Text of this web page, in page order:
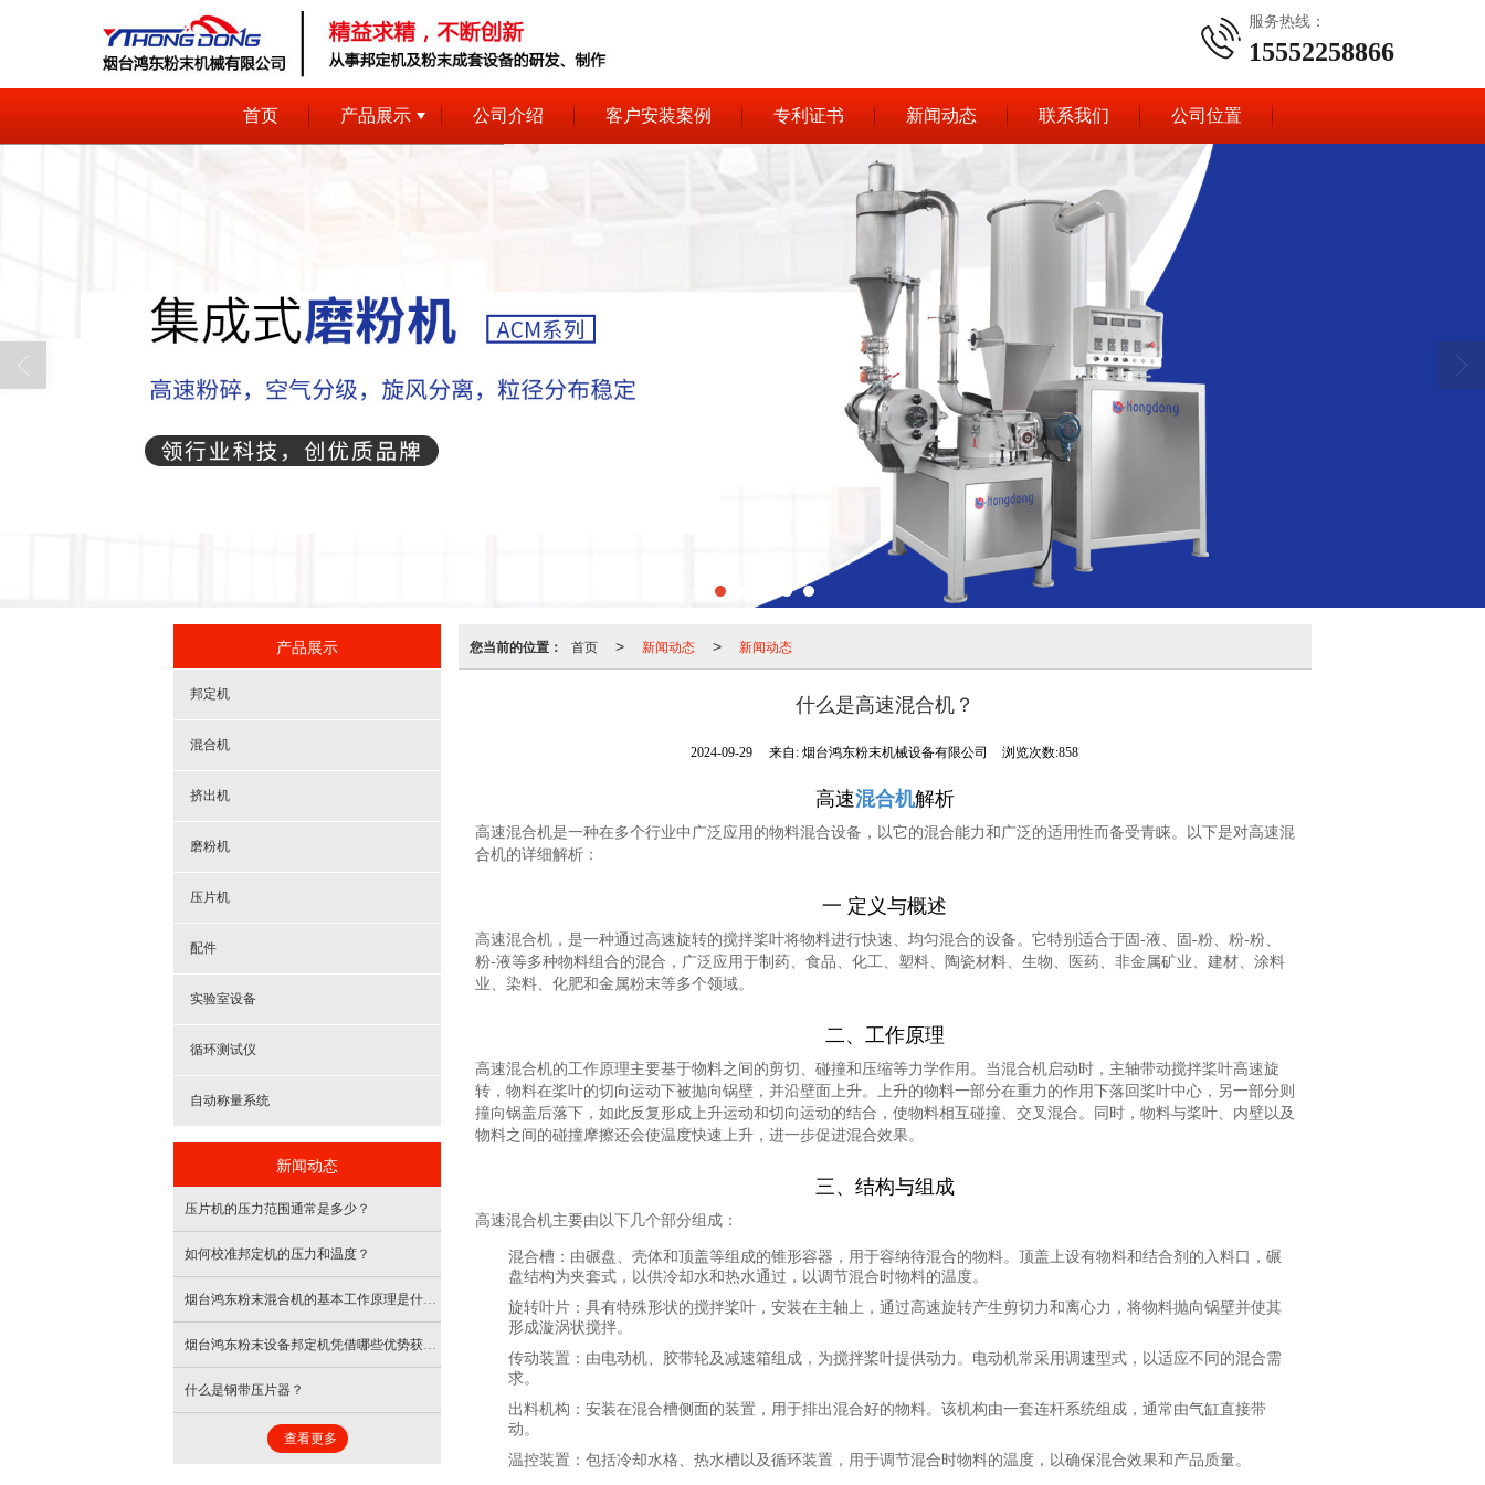
服务热线：
15552258866
首页 产品展示 公司介绍 客户安装案例 专利证书 新闻动态 联系我们 公司位置
您当前的位置： 首页 > 新闻动态 > 新闻动态
什么是高速混合机？
2024-09-29 来自:烟台鸿东粉末机械设备有限公司 浏览次数:858
高速混合机解析
高速混合机是一种在多个行业中广泛应用的物料混合设备，以它的混合能力和广泛的适用性而备受青睐。以下是对高速混
合机的详细解析：
一 定义与概述
高速混合机，是一种通过高速旋转的搅拌桨叶将物料进行快速、均匀混合的设备。它特别适合于固-液、固-粉、粉-粉、
粉-液等多种物料组合的混合，广泛应用于制药、食品、化工、塑料、陶瓷材料、生物、医药、非金属矿业、建材、涂料
业、染料、化肥和金属粉末等多个领域。
二、工作原理
高速混合机的工作原理主要基于物料之间的剪切、碰撞和压缩等力学作用。当混合机启动时，主轴带动搅拌桨叶高速旋
转，物料在桨叶的切向运动下被抛向锅壁，并沿壁面上升。上升的物料一部分在重力的作用下落回桨叶中心，另一部分则
撞向锅盖后落下，如此反复形成上升运动和切向运动的结合，使物料相互碰撞、交叉混合。同时，物料与桨叶、内壁以及
物料之间的碰撞摩擦还会使温度快速上升，进一步促进混合效果。
三、结构与组成
高速混合机主要由以下几个部分组成：
混合槽：由碾盘、壳体和顶盖等组成的锥形容器，用于容纳待混合的物料。顶盖上设有物料和结合剂的入料口，碾
盘结构为夹套式，以供冷却水和热水通过，以调节混合时物料的温度。
旋转叶片：具有特殊形状的搅拌桨叶，安装在主轴上，通过高速旋转产生剪切力和离心力，将物料抛向锅壁并使其
形成漩涡状搅拌。
传动装置 ：由电动机、胶带轮及减速箱组成，为搅拌桨叶提供动力。电动机常采用调速型式，以适应不同的混合需
求。
出料机构 ：安装在混合槽侧面的装置，用于排出混合好的物料。该机构由一套连杆系统组成，通常由气缸直接带
动。
温控装置 ：包括冷却水格、热水槽以及循环装置，用于调节混合时物料的温度，以确保混合效果和产品质量。
产品展示
邦定机
混合机
挤出机
磨粉机
压片机
配件
实验室设备
循环测试仪
自动称量系统
新闻动态
压片机的压力范围通常是多少？
如何校准邦定机的压力和温度？
烟台鸿东粉末混合机的基本工作原理是什么？
烟台鸿东粉末设备邦定机凭借哪些优势获得了客户的认可？
什么是钢带压片器？
查看更多